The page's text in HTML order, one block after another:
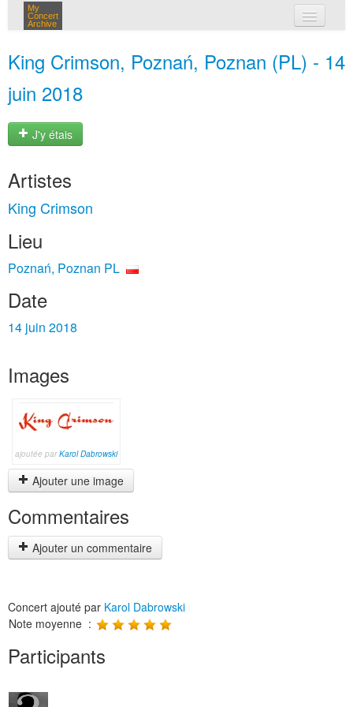
My
Concert
Archive
King Crimson, Poznań, Poznan (PL) - 14
juin 2018
J'y étais
Artistes
King Crimson
Lieu
Poznań, Poznan PL
Date
14 juin 2018
Images
ajoutée parKarol Dabrowski
Ajouter une image
Commentaires
Ajouter un commentaire
Concert ajouté par Karol Dabrowski
Note moyenne :
Participants